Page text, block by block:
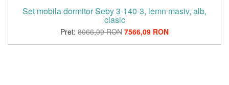
Set mobila dormitor Seby 3-140-3, lemn masiv, alb,
clasic
Pret: 8066,09 RON 7566,09 RON